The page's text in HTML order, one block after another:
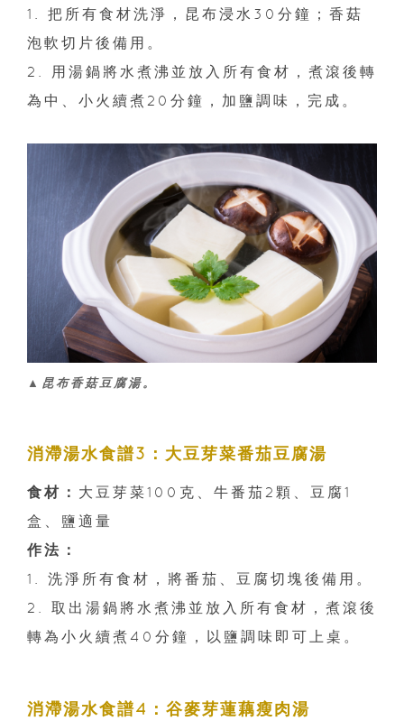
1. 把所有食材洗淨，昆布浸水30分鐘；香菇
泡軟切片後備用。
2. 用湯鍋將水煮沸並放入所有食材，煮滾後轉
為中、小火續煮20分鐘，加鹽調味，完成。
▲昆布香菇豆腐湯。
消滯湯水食譜3：大豆芽菜番茄豆腐湯
食材： 大豆芽菜100克、牛番茄2顆、豆腐1
盒、鹽適量
作法：
1. 洗淨所有食材，將番茄、豆腐切塊後備用。
2. 取出湯鍋將水煮沸並放入所有食材，煮滾後
轉為小火續煮40分鐘，以鹽調味即可上桌。
消滯湯水食譜4：谷麥芽蓮藕瘦肉湯